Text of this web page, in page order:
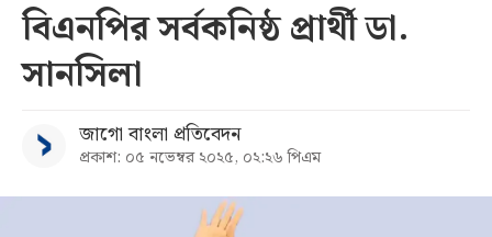
সর্বশেষ
বিভাগ
বিএনপির সর্বকনিষ্ঠ প্রার্থী ডা.
সানসিলা
জাগো বাংলা প্রতিবেদন
প্রকাশ: ০৫ নভেম্বর ২০২৫, ০২:২৬ পিএম